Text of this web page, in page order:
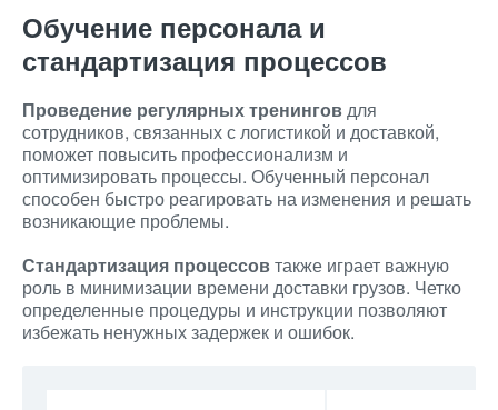
Обучение персонала и
стандартизация процессов
Проведение регулярных тренинговдля
сотрудников, связанных с логистикой и доставкой,
поможет повысить профессионализм и
оптимизировать процессы. Обученный персонал
способен быстро реагировать на изменения и решать
возникающие проблемы.
Стандартизация процессовтакже играет важную
роль в минимизации времени доставки грузов. Четко
определенные процедуры и инструкции позволяют
избежать ненужных задержек и ошибок.